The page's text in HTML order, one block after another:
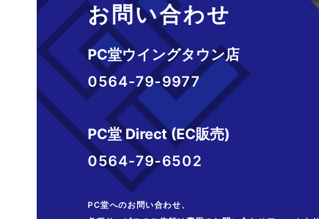
お問い合わせ
PC堂ウイングタウン店
0564-79-9977
PC堂 Direct (EC販売)
0564-79-6502
PC堂へのお問い合わせ、